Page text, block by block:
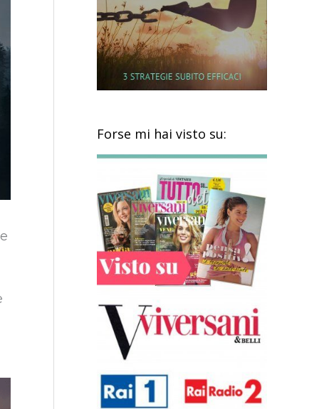
Forse mi hai visto su: